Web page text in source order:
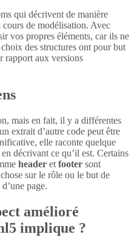
qui décrivent de manière
de modélisation. Avec
vos propres éléments, car ils ne
des structures ont pour but
rapport aux versions
mais en fait, il y a différentes
extrait d’autre code peut être
elle raconte quelque
décrivant ce qu’il est. Certains
header et footer sont
sur le rôle ou le but de
page.
amélioré
implique ?